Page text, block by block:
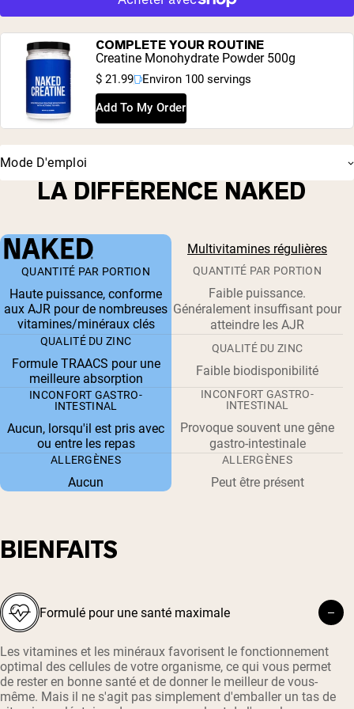
vert (95 % EGCG), coenzyme Q10 (sous forme
glycérophosphocholine), inositol, mélange de légumes
entiers (brocoli, spiruline, varech, chou frisé, luzerne et
chlorelle), mélange de fruits entiers (grenade, myrtille,
cerise acidulée, acai et canneberge). Autres ingrédients :
hypromellose, silice, stéarate de magnésium,
chlorophylline de cuivre sodique
COMPLETE YOUR ROUTINE
Creatine Monohydrate Powder 500g
$ 21.99 Environ 100 servings
Add To My Order
Mode D'emploi
LA DIFFÉRENCE NAKED
Multivitamines régulières
QUANTITÉ PAR PORTION
Haute puissance, conforme
aux AJR pour de nombreuses
vitamines/minéraux clés
QUANTITÉ PAR PORTION
Faible puissance.
Généralement insuffisant pour
atteindre les AJR
QUALITÉ DU ZINC
Formule TRAACS pour une
meilleure absorption
QUALITÉ DU ZINC
Faible biodisponibilité
INCONFORT GASTRO-
INTESTINAL
Aucun, lorsqu'il est pris avec
ou entre les repas
INCONFORT GASTRO-
INTESTINAL
Provoque souvent une gêne
gastro-intestinale
ALLERGÈNES
Aucun
ALLERGÈNES
Peut être présent
BIENFAITS
Formulé pour une santé maximale
Les vitamines et les minéraux favorisent le fonctionnement
optimal des cellules de votre organisme, ce qui vous permet
de rester en bonne santé et de donner le meilleur de vous-
même. Mais il ne s'agit pas simplement d'emballer un tas de